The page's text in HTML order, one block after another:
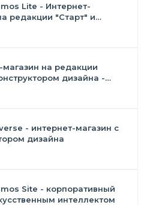
Lite - Интернет-
редакции "Старт" и
магазин на редакции
дизайна -
- интернет-магазин с
дизайна
Site - корпоративный
интеллектом